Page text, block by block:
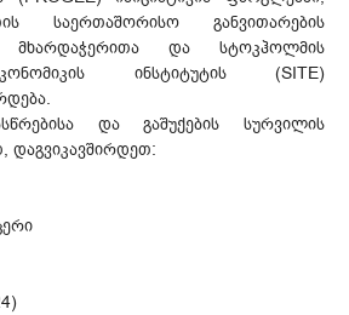
საერთაშორისო განვითარების
მხარდაჭერითა და სტოკჰოლმის
ინსტიტუტის (SITE)
და გაშუქების სურვილის
დაგვიკავშირდეთ: